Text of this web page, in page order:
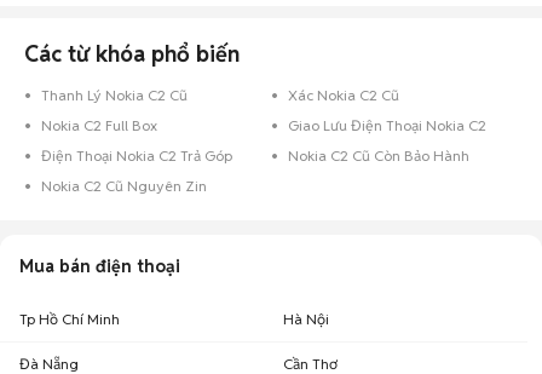
Các từ khóa phổ biến
Thanh Lý Nokia C2 Cũ
Xác Nokia C2 Cũ
Nokia C2 Full Box
Giao Lưu Điện Thoại Nokia C2
Điện Thoại Nokia C2 Trả Góp
Nokia C2 Cũ Còn Bảo Hành
Nokia C2 Cũ Nguyên Zin
Mua bán điện thoại
Tp Hồ Chí Minh Hà Nội
Đà Nẵng Cần Thơ